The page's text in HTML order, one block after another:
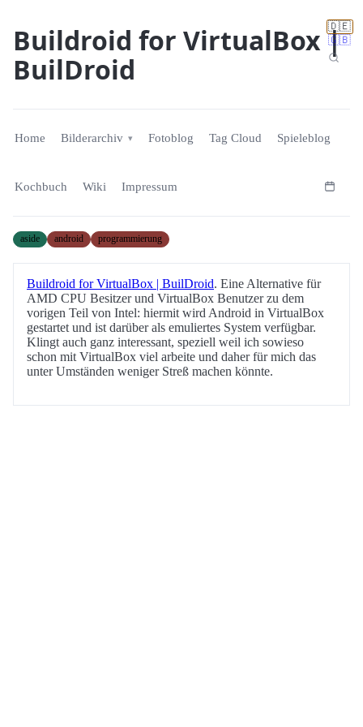
🇩🇪
🇬🇧
Buildroid for VirtualBox |
BuilDroid
Home Bilderarchiv Fotoblog Tag Cloud Spieleblog
Kochbuch Wiki Impressum
aside android programmierung
Buildroid for VirtualBox | BuilDroid. Eine Alternative für
AMD CPU Besitzer und VirtualBox Benutzer zu dem
vorigen Teil von Intel: hiermit wird Android in VirtualBox
gestartet und ist darüber als emuliertes System verfügbar.
Klingt auch ganz interessant, speziell weil ich sowieso
schon mit VirtualBox viel arbeite und daher für mich das
unter Umständen weniger Streß machen könnte.